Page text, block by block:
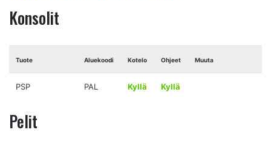
Konsolit
Tuote Aluekoodi Kotelo Ohjeet Muuta
PSP PAL Kyllä Kyllä
Pelit